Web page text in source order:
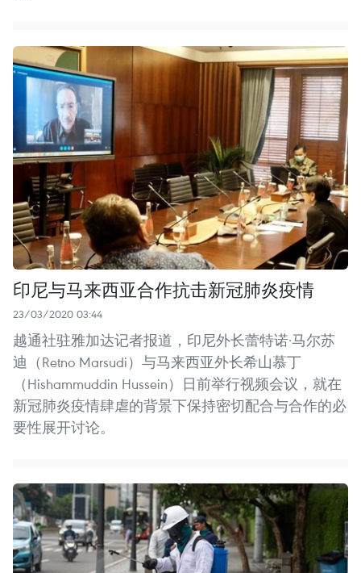
印尼与马来西亚合作抗击新冠肺炎疫情
23/03/2020 03:44
越通社驻雅加达记者报道，印尼外长蕾特诺·马尔苏
迪（Retno Marsudi）与马来西亚外长希山慕丁
（Hishammuddin Hussein）日前举行视频会议，就在
新冠肺炎疫情肆虐的背景下保持密切配合与合作的必
要性展开讨论。